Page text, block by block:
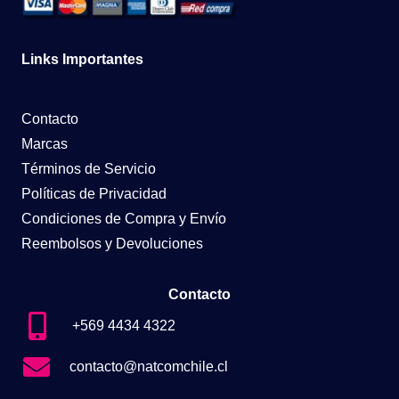
Links Importantes
Contacto
Marcas
Términos de Servicio
Políticas de Privacidad
Condiciones de Compra y Envío
Reembolsos y Devoluciones
Contacto
+569 4434 4322
contacto@natcomchile.cl